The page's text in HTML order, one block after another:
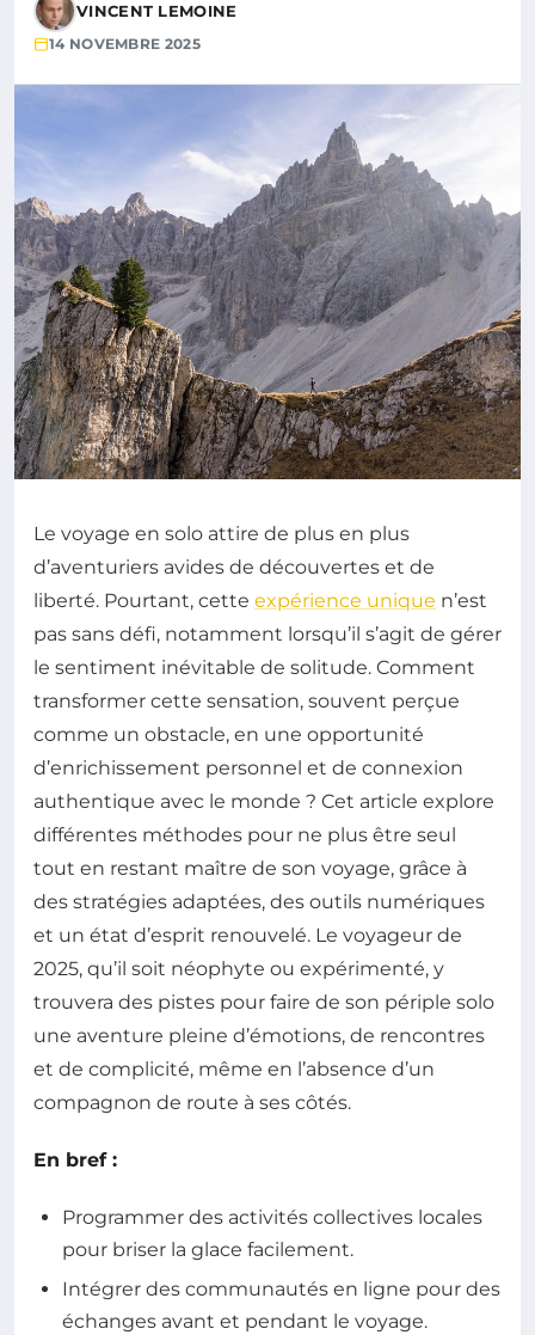
VINCENT LEMOINE
14 NOVEMBRE 2025
Le voyage en solo attire de plus en plus
d’aventuriers avides de découvertes et de
liberté. Pourtant, cette expérience unique n’est
pas sans défi, notamment lorsqu’il s’agit de gérer
le sentiment inévitable de solitude. Comment
transformer cette sensation, souvent perçue
comme un obstacle, en une opportunité
d’enrichissement personnel et de connexion
authentique avec le monde ? Cet article explore
différentes méthodes pour ne plus être seul
tout en restant maître de son voyage, grâce à
des stratégies adaptées, des outils numériques
et un état d’esprit renouvelé. Le voyageur de
2025, qu’il soit néophyte ou expérimenté, y
trouvera des pistes pour faire de son périple solo
une aventure pleine d’émotions, de rencontres
et de complicité, même en l’absence d’un
compagnon de route à ses côtés.
En bref :
Programmer des activités collectives locales
pour briser la glace facilement.
Intégrer des communautés en ligne pour des
échanges avant et pendant le voyage.